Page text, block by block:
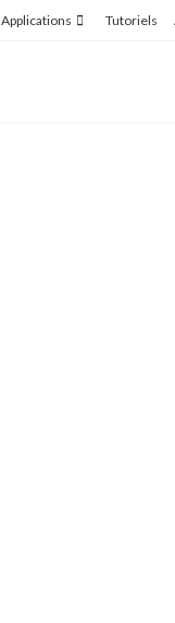
Applications Tutoriels